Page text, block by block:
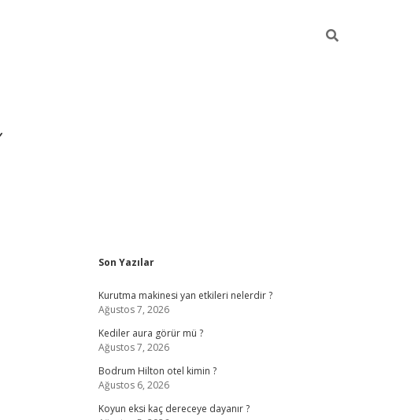
Sidebar
Son Yazılar
Kurutma makinesi yan etkileri nelerdir ?
Ağustos 7, 2026
Kediler aura görür mü ?
Ağustos 7, 2026
Bodrum Hilton otel kimin ?
Ağustos 6, 2026
Koyun eksi kaç dereceye dayanır ?
betcipiabellacasino sitesi